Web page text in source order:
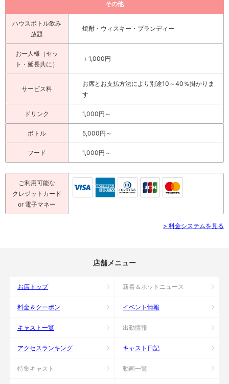
その他
ハウスボトル飲み
放題
焼酎・ウィスキー・ブランディー
お一人様（セッ
ト・延長共に）
＋1,000円
サービス料
お席とお支払方法により別途10～40％掛かりま
す
ドリンク 1,000円～
ボトル 5,000円～
フード 1,000円～
ご利用可能な
クレジットカード
or 電子マネー
> 料金システムを見る
店舗メニュー
お店トップ 新着＆ホットニュース
料金＆クーポン イベント情報
キャスト一覧 出勤情報
アクセスランキング キャスト日記
特集キャスト 動画一覧